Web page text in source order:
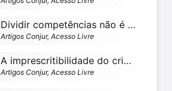
Dividir competências não é suficiente evitar contaminação do juiz do processo
Artigos Conjur, Acesso Livre
A imprescritibilidade do crime de estupro e o Direito Penal simbólico
Artigos Conjur, Acesso Livre